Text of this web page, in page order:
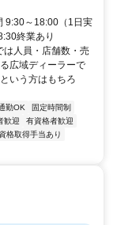
9:30～18:00（1日実
終業あり
は人員・店舗数・売
広域ディーラーで
いう方はもちろ
勤OK
固定時間制
歓迎
有資格者歓迎
資格取得手当あり